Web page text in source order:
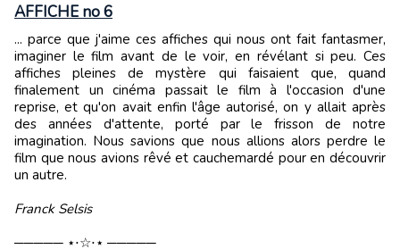
AFFICHE no 6
... parce que j'aime ces affiches qui nous ont fait fantasmer,
imaginer le film avant de le voir, en révélant si peu. Ces
affiches pleines de mystère qui faisaient que, quand
finalement un cinéma passait le film à l'occasion d'une
reprise, et qu'on avait enfin l'âge autorisé, on y allait après
des années d'attente, porté par le frisson de notre
imagination. Nous savions que nous allions alors perdre le
film que nous avions rêvé et cauchemardé pour en découvrir
un autre.
Franck Selsis
───── ⋆⋅☆⋅⋆ ─────